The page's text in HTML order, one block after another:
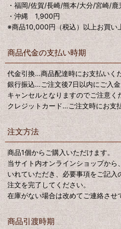
・福岡/佐賀/長崎/熊本/大分/宮崎/
・沖縄 1,900円
※商品10,000円（税込）以上お買い
商品代金の支払い時期
代金引換…商品配達時にお支払いく
銀行振込…ご注文後7日以内にご入
キャンセルとなりますのでご注意く
クレジットカード…ご注文時にお支
注文方法
商品1個からご購入いただけます。
当サイト内オンラインショップから
いれていただき、必要事項をご記入
注文を完了してください。
在庫がない場合は改めてご連絡させ
商品引渡時期